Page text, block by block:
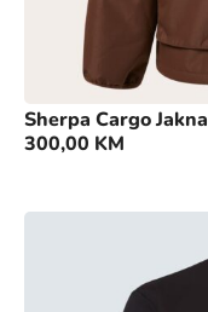
Sherpa Cargo Jakna
300,00 KM